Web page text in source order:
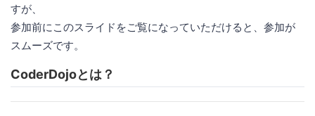
すが、
参加前にこのスライドをご覧になっていただけると、参加が
スムーズです。
CoderDojoとは？